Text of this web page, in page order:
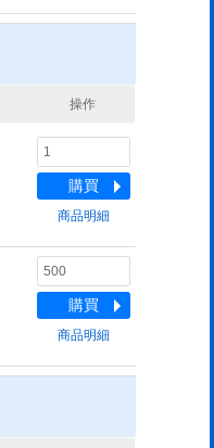
操作
購買
商品明細
購買
商品明細